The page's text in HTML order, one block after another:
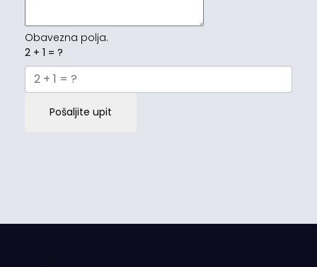
Obavezna polja.
2 + 1 = ?
Pošaljite upit